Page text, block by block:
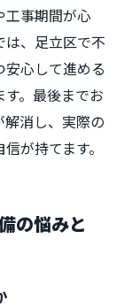
工事期間が心
、足立区で不
心して進める
。最後までお
消し、実際の
が持てます。
の悩みと